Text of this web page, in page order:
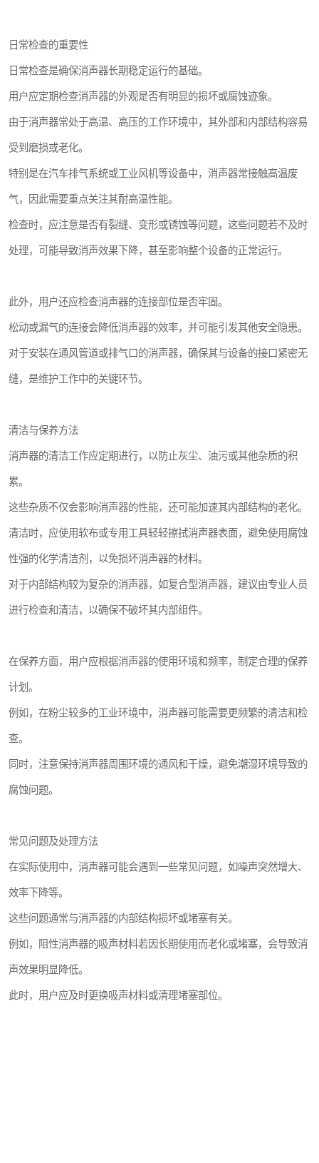
日常检查的重要性
日常检查是确保消声器长期稳定运行的基础。
用户应定期检查消声器的外观是否有明显的损坏或腐蚀迹象。
由于消声器常处于高温、高压的工作环境中，其外部和内部结构容易
受到磨损或老化。
特别是在汽车排气系统或工业风机等设备中，消声器常接触高温废
气，因此需要重点关注其耐高温性能。
检查时，应注意是否有裂缝、变形或锈蚀等问题，这些问题若不及时
处理，可能导致消声效果下降，甚至影响整个设备的正常运行。
此外，用户还应检查消声器的连接部位是否牢固。
松动或漏气的连接会降低消声器的效率，并可能引发其他安全隐患。
对于安装在通风管道或排气口的消声器，确保其与设备的接口紧密无
缝，是维护工作中的关键环节。
清洁与保养方法
消声器的清洁工作应定期进行，以防止灰尘、油污或其他杂质的积
累。
这些杂质不仅会影响消声器的性能，还可能加速其内部结构的老化。
清洁时，应使用软布或专用工具轻轻擦拭消声器表面，避免使用腐蚀
性强的化学清洁剂，以免损坏消声器的材料。
对于内部结构较为复杂的消声器，如复合型消声器，建议由专业人员
进行检查和清洁，以确保不破坏其内部组件。
在保养方面，用户应根据消声器的使用环境和频率，制定合理的保养
计划。
例如，在粉尘较多的工业环境中，消声器可能需要更频繁的清洁和检
查。
同时，注意保持消声器周围环境的通风和干燥，避免潮湿环境导致的
腐蚀问题。
常见问题及处理方法
在实际使用中，消声器可能会遇到一些常见问题，如噪声突然增大、
效率下降等。
这些问题通常与消声器的内部结构损坏或堵塞有关。
例如，阻性消声器的吸声材料若因长期使用而老化或堵塞，会导致消
声效果明显降低。
此时，用户应及时更换吸声材料或清理堵塞部位。